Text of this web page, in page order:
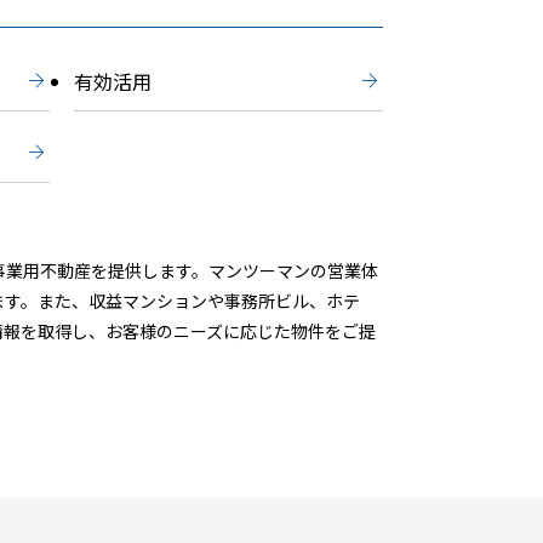
有効活用
用不動産を提供します。マンツーマンの営業体
。また、収益マンションや事務所ビル、ホテ
を取得し、お客様のニーズに応じた物件をご提